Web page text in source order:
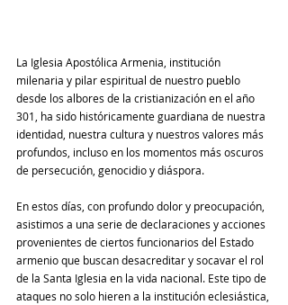
La Iglesia Apostólica Armenia, institución
milenaria y pilar espiritual de nuestro pueblo
desde los albores de la cristianización en el año
301, ha sido históricamente guardiana de nuestra
identidad, nuestra cultura y nuestros valores más
profundos, incluso en los momentos más oscuros
de persecución, genocidio y diáspora.
En estos días, con profundo dolor y preocupación,
asistimos a una serie de declaraciones y acciones
provenientes de ciertos funcionarios del Estado
armenio que buscan desacreditar y socavar el rol
de la Santa Iglesia en la vida nacional. Este tipo de
ataques no solo hieren a la institución eclesiástica,